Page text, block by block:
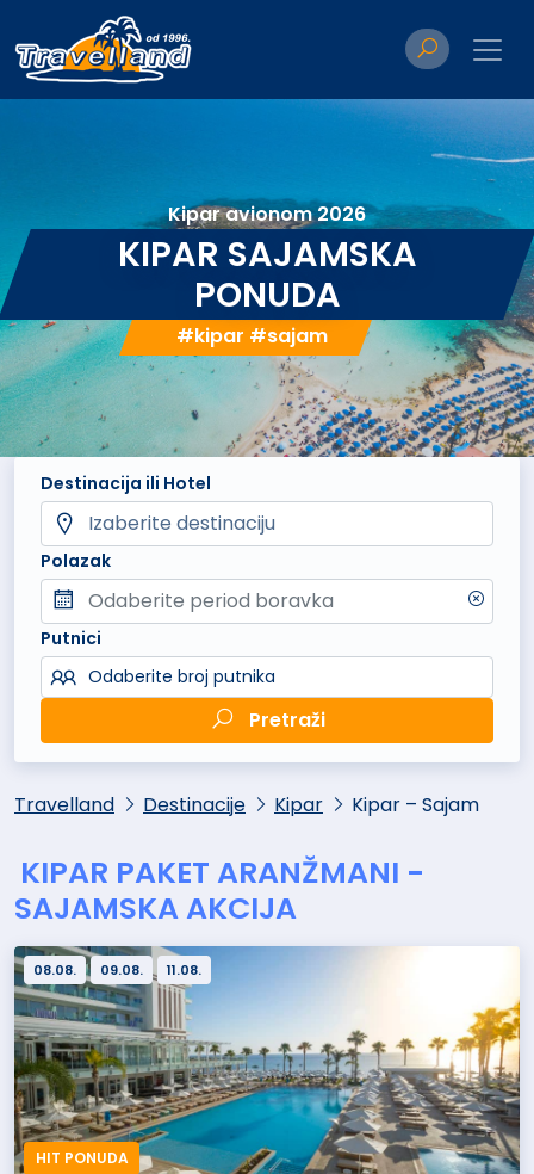
Kipar avionom 2026
KIPAR SAJAMSKA
PONUDA
#kipar #sajam
Destinacija ili Hotel
Polazak
Putnici
Odaberite broj putnika
Pretraži
Travelland Destinacije Kipar Kipar – Sajam
KIPAR PAKET ARANŽMANI -
SAJAMSKA AKCIJA
08.08. 09.08. 11.08.
HIT PONUDA